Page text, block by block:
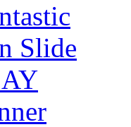
Slide